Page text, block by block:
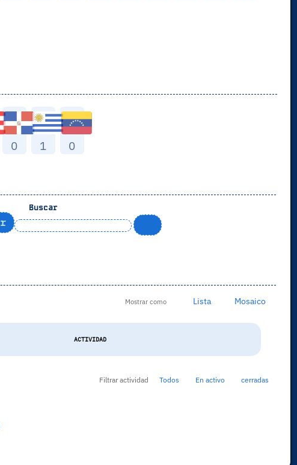
0 1 0
Buscar
Mostrar como Lista Mosaico
ACTIVIDAD
Filtrar actividad Todos En activo cerradas